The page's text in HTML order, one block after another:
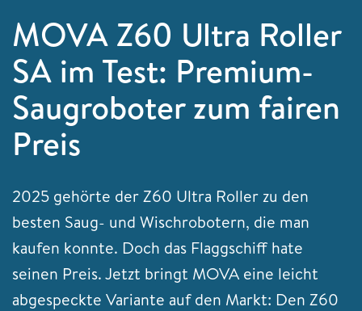
MOVA Z60 Ultra Roller
SA im Test: Premium-
Saugroboter zum fairen
Preis
2025 gehörte der Z60 Ultra Roller zu den
besten Saug- und Wischrobotern, die man
kaufen konnte. Doch das Flaggschiff hate
seinen Preis. Jetzt bringt MOVA eine leicht
abgespeckte Variante auf den Markt: Den Z60